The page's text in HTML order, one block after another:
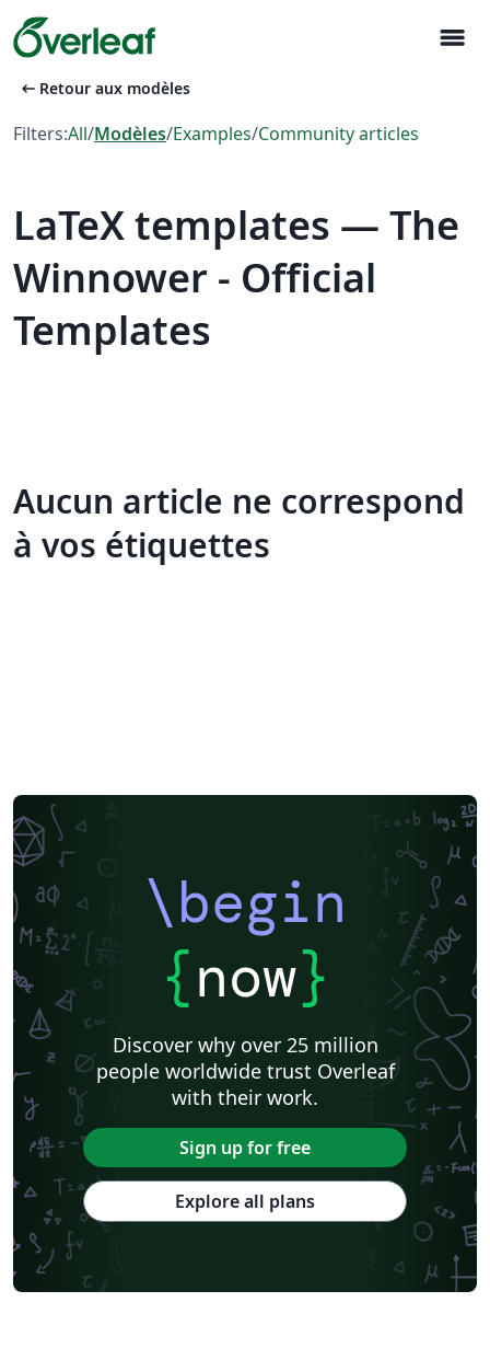
menu
arrow_left_alt Retour aux modèles
Filters:All/Modèles/Examples/Community articles
LaTeX templates — The
Winnower - Official
Templates
Aucun article ne correspond
à vos étiquettes
\begin
{now}
Discover why over 25 million
people worldwide trust Overleaf
with their work.
Sign up for free
Explore all plans